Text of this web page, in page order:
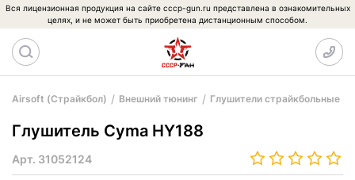
Вся лицензионная продукция на сайте cccp-gun.ru представлена в ознакомительных
целях, и не может быть приобретена дистанционным способом.
Airsoft (Страйкбол) Внешний тюнинг Глушители страйкбольные
Глушитель Cyma HY188
Арт. 31052124